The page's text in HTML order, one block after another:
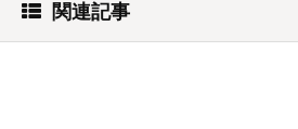
関連記事